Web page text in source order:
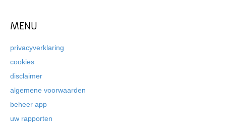
MENU
privacyverklaring
cookies
disclaimer
algemene voorwaarden
beheer app
uw rapporten